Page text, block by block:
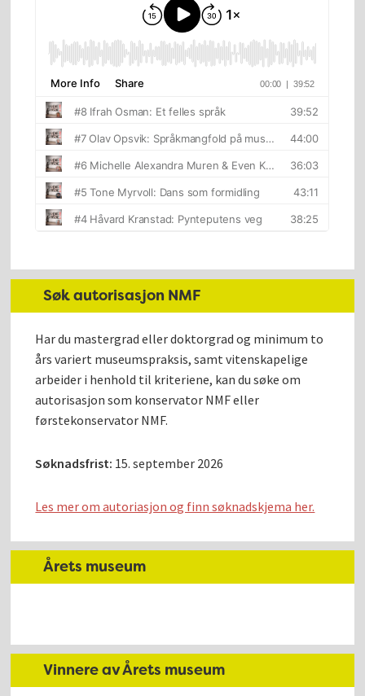
Søk autorisasjon NMF
Har du mastergrad eller doktorgrad og minimum to
års variert museumspraksis, samt vitenskapelige
arbeider i henhold til kriteriene, kan du søke om
autorisasjon som konservator NMF eller
førstekonservator NMF.
Søknadsfrist: 15. september 2026
Les mer om autoriasjon og finn søknadskjema her.
Årets museum
Vinnere av Årets museum